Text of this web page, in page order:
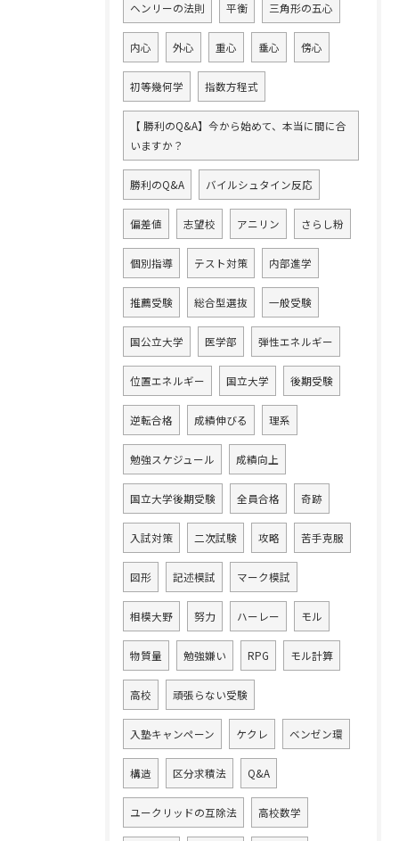
ヘンリーの法則 平衡 三角形の五心
内心 外心 重心 垂心 傍心
初等幾何学 指数方程式
【 勝利のQ&A】今から始めて、本当に間に合
いますか？
勝利のQ&A バイルシュタイン反応
偏差値 志望校 アニリン さらし粉
個別指導 テスト対策 内部進学
推薦受験 総合型選抜 一般受験
国公立大学 医学部 弾性エネルギー
位置エネルギー 国立大学 後期受験
逆転合格 成績伸びる 理系
勉強スケジュール 成績向上
国立大学後期受験 全員合格 奇跡
入試対策 二次試験 攻略 苦手克服
図形 記述模試 マーク模試
相模大野 努力 ハーレー モル
物質量 勉強嫌い RPG モル計算
高校 頑張らない受験
入塾キャンペーン ケクレ ベンゼン環
構造 区分求積法 Q&A
ユークリッドの互除法 高校数学